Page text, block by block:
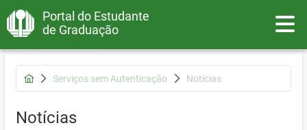
Portal do Estudante
de Graduação
Serviços sem Autenticação Notícias
Notícias